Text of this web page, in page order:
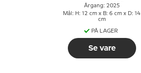
Årgang: 2025
Mål: H: 12 cm x B: 6 cm x D: 14
cm
PÅ LAGER
Se vare